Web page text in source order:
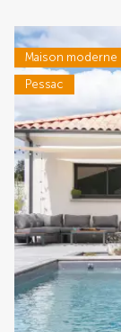
Maison moderne
Pessac